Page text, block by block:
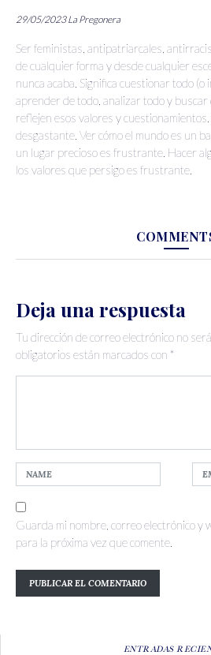
29/05/2023 La Pregonera
Ser feministas, antipatriarcales,
de cualquier forma y desde cualquier
nunca acaba. Significa cuestionar todo
aprender de todo, analizar todo y buscar
reflejen esos valores y
desgastante. Ver cómo el mundo es un
un lugar precioso es frustrante. Hacer
los valores que persigo es frustrante.
Deja una respuesta
Tu dirección de correo electrónico no
obligatorios están marcados con *
Guarda mi nombre, correo electrónico y
para la próxima vez que comente.
ENTRADAS